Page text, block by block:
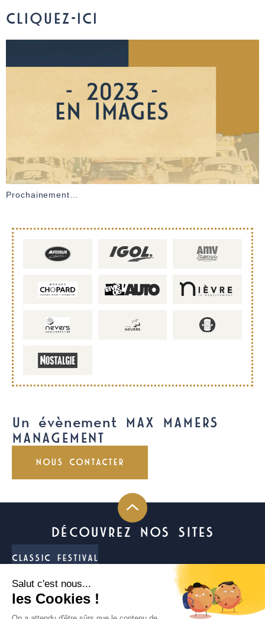
CLIQUEZ-ICI
Prochainement…
Un évènement MAX MAMERS
MANAGEMENT
NOUS CONTACTER
DÉCOUVREZ NOS SITES
CLASSIC FESTIVAL
FUN CUP